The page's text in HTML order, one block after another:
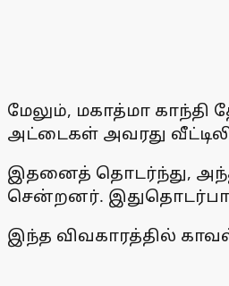
மேலும், மகாத்மா
அட்டைகள் அவரது
இதனைத் தொடர்ந்து, அந்த
சென்றனர்.
இந்த விவகாரத்தில்